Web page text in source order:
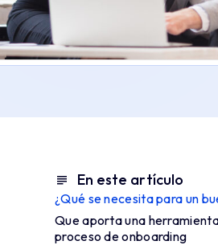
En este artículo
¿Qué se necesita para un
Que aporta una
proceso de onboarding